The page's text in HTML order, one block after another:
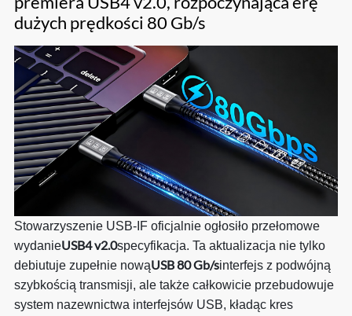
dużych prędkości 80 Gb/s
Stowarzyszenie USB-IF oficjalnie ogłosiło przełomowe
wydanieUSB4 v2.0specyfikacja. Ta aktualizacja nie tylko
debiutuje zupełnie nowąUSB 80 Gb/sinterfejs z podwójną
szybkością transmisji, ale także całkowicie przebudowuje
system nazewnictwa interfejsów USB, kładąc kres